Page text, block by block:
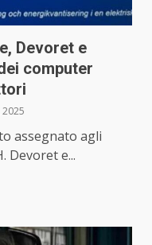
Devoret e
computer
assegnato agli
Devoret e...